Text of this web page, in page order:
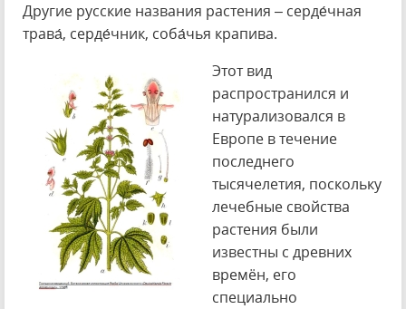
Другие русские названия растения – серде́чная
трава́, серде́чник, соба́чья крапива.
Этот вид
распространился и
натурализовался в
Европе в течение
последнего
тысячелетия, поскольку
лечебные свойства
растения были
известны с древних
времён, его
специально